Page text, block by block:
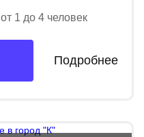
от 1 до 4 человек
Подробнее